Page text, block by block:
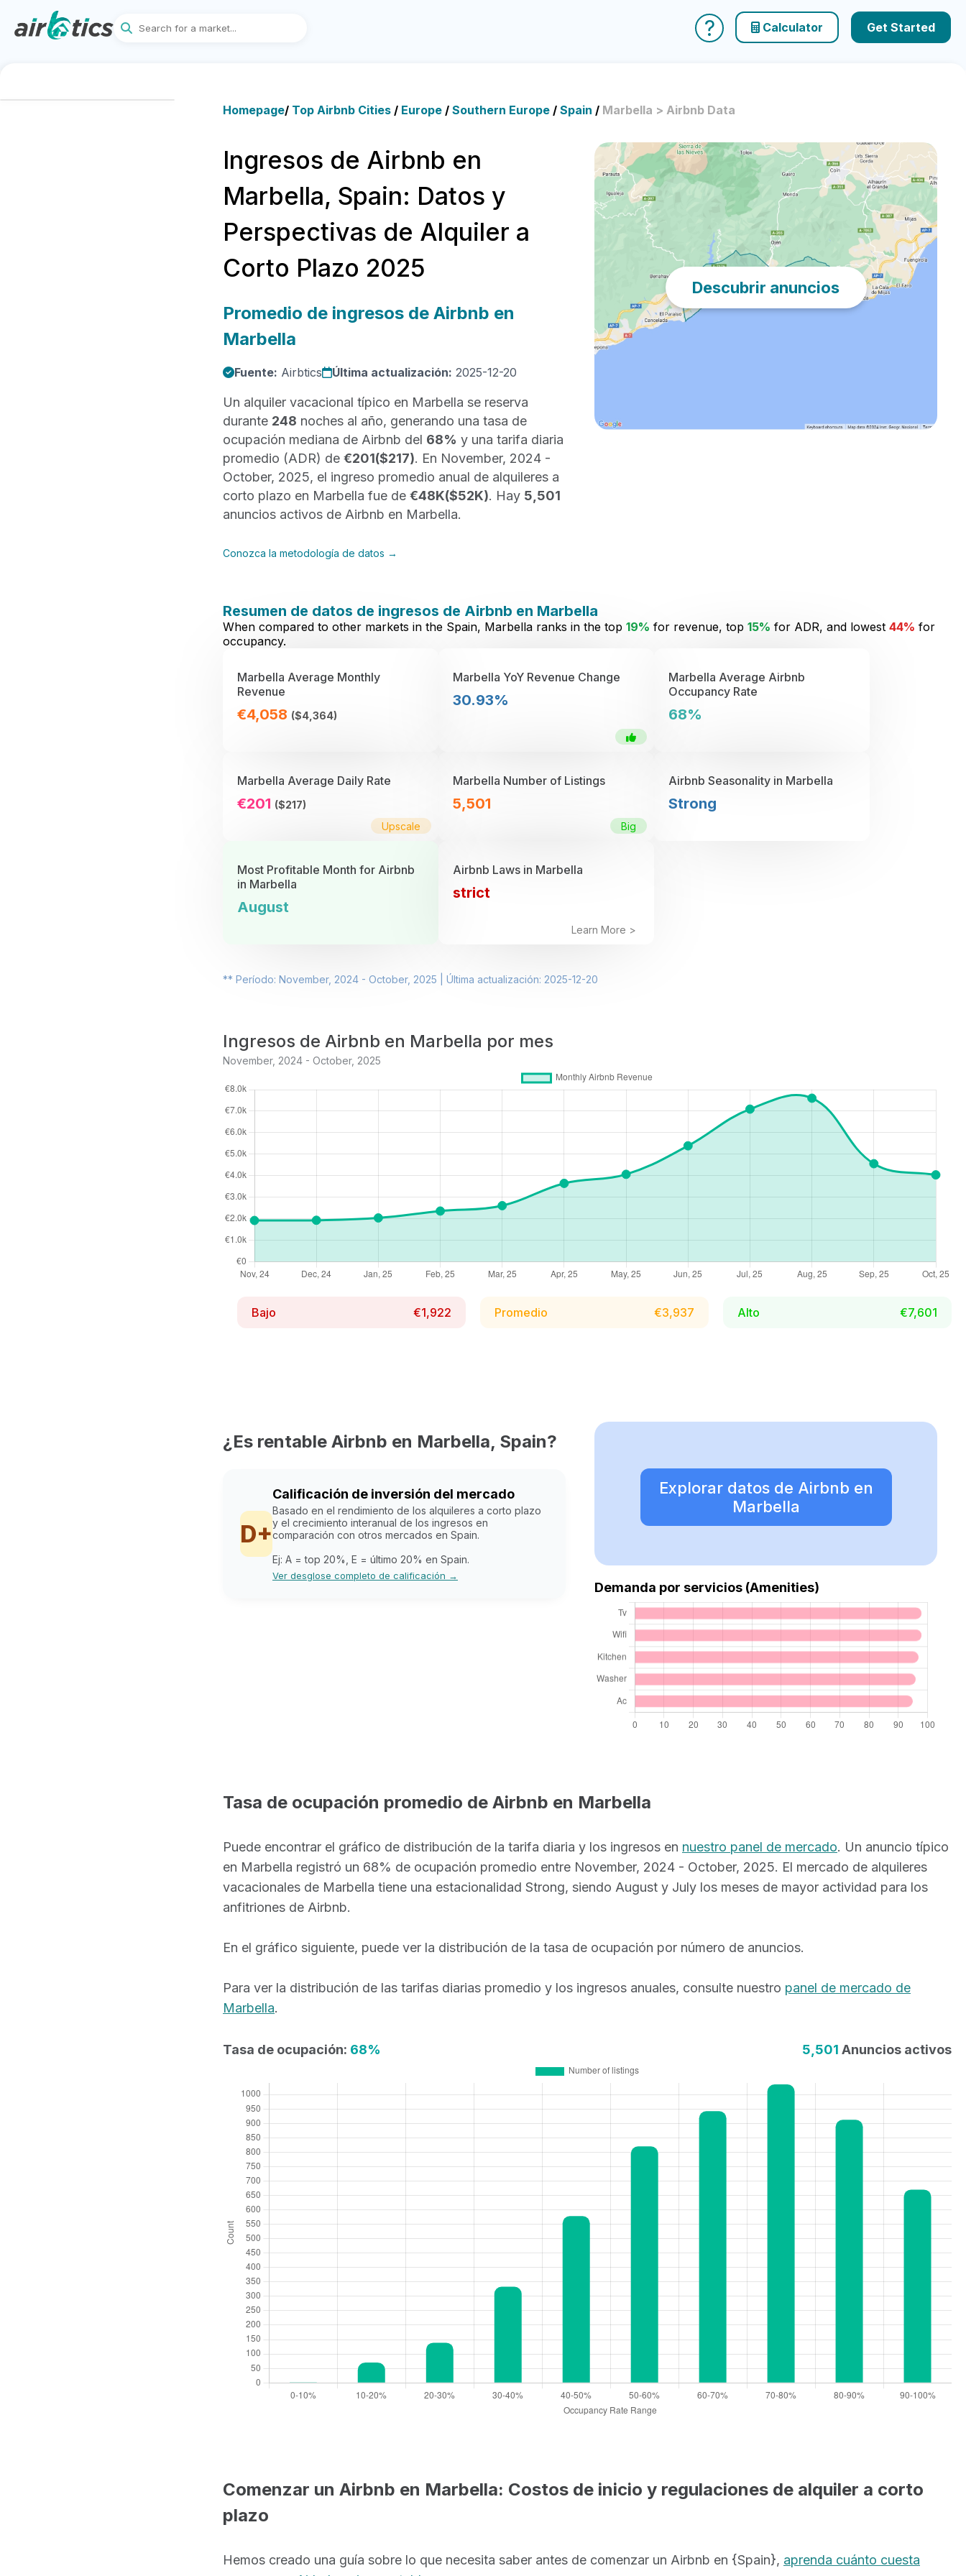
? Calculator Get Started
Homepage/ Top Airbnb Cities / Europe / Southern Europe / Spain / Marbella > Airbnb Data
Ingresos de Airbnb en
Marbella, Spain: Datos y
Perspectivas de Alquiler a
Corto Plazo 2025
Promedio de ingresos de Airbnb en
Marbella
Fuente: Airbtics Última actualización: 2025-12-20
Un alquiler vacacional típico en Marbella se reserva
durante 248 noches al año, generando una tasa de
ocupación mediana de Airbnb del 68% y una tarifa diaria
promedio (ADR) de €201($217). En November, 2024 -
October, 2025, el ingreso promedio anual de alquileres a
corto plazo en Marbella fue de €48K($52K). Hay 5,501
anuncios activos de Airbnb en Marbella.
Conozca la metodología de datos →
Descubrir anuncios
Resumen de datos de ingresos de Airbnb en Marbella
When compared to other markets in the Spain, Marbella ranks in the top 19% for revenue, top 15% for ADR, and lowest 44% for
occupancy.
Marbella Average Monthly
Revenue
€4,058 ($4,364)
Marbella YoY Revenue Change
30.93%
Marbella Average Airbnb
Occupancy Rate
68%
Marbella Average Daily Rate
€201 ($217)
Upscale
Marbella Number of Listings
5,501
Big
Airbnb Seasonality in Marbella
Strong
Most Profitable Month for Airbnb
in Marbella
August
Airbnb Laws in Marbella
strict
Learn More >
** Período: November, 2024 - October, 2025 | Última actualización: 2025-12-20
Ingresos de Airbnb en Marbella por mes
November, 2024 - October, 2025
Bajo €1,922 Promedio €3,937 Alto €7,601
¿Es rentable Airbnb en Marbella, Spain?
D+
Calificación de inversión del mercado
Basado en el rendimiento de los alquileres a corto plazo
y el crecimiento interanual de los ingresos en
comparación con otros mercados en Spain.
Ej: A = top 20%, E = último 20% en Spain.
Ver desglose completo de calificación →
Explorar datos de Airbnb en
Marbella
Demanda por servicios (Amenities)
Tasa de ocupación promedio de Airbnb en Marbella
Puede encontrar el gráfico de distribución de la tarifa diaria y los ingresos en nuestro panel de mercado. Un anuncio típico
en Marbella registró un 68% de ocupación promedio entre November, 2024 - October, 2025. El mercado de alquileres
vacacionales de Marbella tiene una estacionalidad Strong, siendo August y July los meses de mayor actividad para los
anfitriones de Airbnb.
En el gráfico siguiente, puede ver la distribución de la tasa de ocupación por número de anuncios.
Para ver la distribución de las tarifas diarias promedio y los ingresos anuales, consulte nuestro panel de mercado de
Marbella.
Tasa de ocupación: 68% 5,501 Anuncios activos
Comenzar un Airbnb en Marbella: Costos de inicio y regulaciones de alquiler a corto
plazo
Hemos creado una guía sobre lo que necesita saber antes de comenzar un Airbnb en {Spain}, aprenda cuánto cuesta